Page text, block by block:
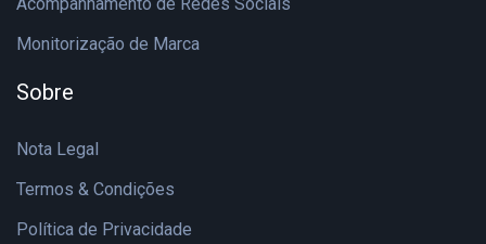
Monitorização de Marca
Sobre
Nota Legal
Termos & Condições
Política de Privacidade